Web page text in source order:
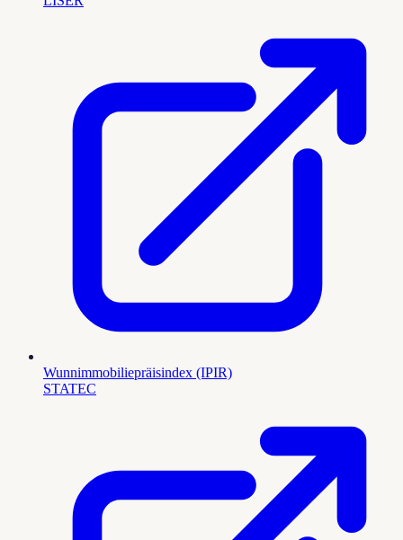
Wunnimmobiliepräisindex (IPIR)
STATEC